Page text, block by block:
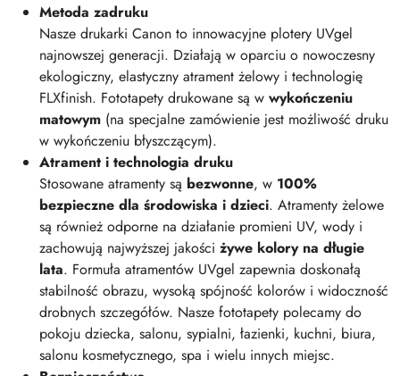
Metoda zadruku
Nasze drukarki Canon to innowacyjne plotery UVgel
najnowszej generacji. Działają w oparciu o nowoczesny
ekologiczny, elastyczny atrament żelowy i technologię
FLXfinish. Fototapety drukowane są w wykończeniu
matowym (na specjalne zamówienie jest możliwość druku
w wykończeniu błyszczącym).
Atrament i technologia druku
Stosowane atramenty są bezwonne, w 100%
bezpieczne dla środowiska i dzieci. Atramenty żelowe
są również odporne na działanie promieni UV, wody i
zachowują najwyższej jakości żywe kolory na długie
lata. Formuła atramentów UVgel zapewnia doskonałą
stabilność obrazu, wysoką spójność kolorów i widoczność
drobnych szczegółów. Nasze fototapety polecamy do
pokoju dziecka, salonu, sypialni, łazienki, kuchni, biura,
salonu kosmetycznego, spa i wielu innych miejsc.